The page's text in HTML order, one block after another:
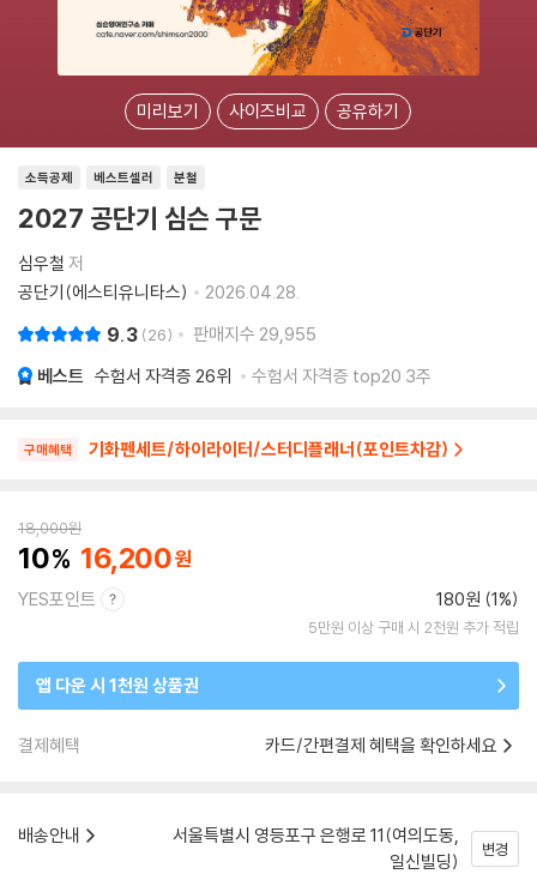
미리보기 사이즈비교 공유하기
소득공제 베스트셀러 분철
2027 공단기 심슨 구문
심우철 저
공단기(에스티유니타스)
2026.04.28.
9.3 26 판매지수 29,955
베스트 수험서 자격증 26위 수험서 자격증 top20 3주
구매혜택 기화펜세트/하이라이터/스터디플래너(포인트차감)
18,000원
10 16,200
YES포인트 180원 (1%)
5만원 이상 구매 시 2천원 추가 적립
앱 다운 시 1천원 상품권
결제혜택 카드/간편결제 혜택을 확인하세요
배송안내
서울특별시 영등포구 은행로 11(여의도동,
일신빌딩)
변경